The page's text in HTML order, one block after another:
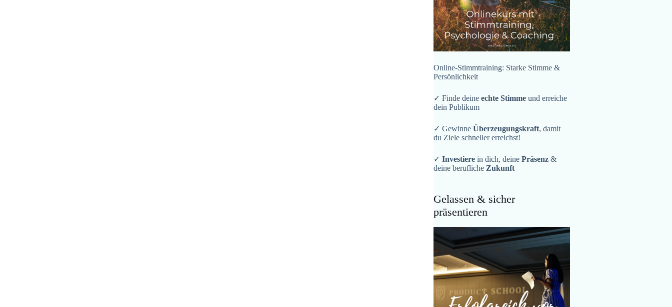
Online-Stimmtraining: Starke Stimme &
Persönlichkeit
✓ Finde deineechte Stimme und erreiche
dein Publikum
✓ GewinneÜberzeugungskraft, damit
du Ziele schneller erreichst!
✓Investiere in dich, deinePräsenz &
deine berufliche Zukunft
Gelassen & sicher
präsentieren